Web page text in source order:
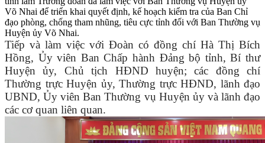
Võ Nhai để triển khai quyết định, kế hoạch kiểm tra của Ban Chỉ
đạo phòng, chống tham nhũng, tiêu cực tỉnh đối với Ban Thường vụ
Huyện ủy Võ Nhai.
Tiếp và làm việc với Đoàn có đồng chí Hà Thị Bích
Hồng, Ủy viên Ban Chấp hành Đảng bộ tỉnh, Bí thư
Huyện ủy, Chủ tịch HĐND huyện; các đồng chí
Thường trực Huyện ủy, Thường trực HĐND, lãnh đạo
UBND, Ủy viên Ban Thường vụ Huyện ủy và lãnh đạo
các cơ quan liên quan.